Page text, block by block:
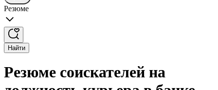
Резюме
Найти
Резюме соискателей на